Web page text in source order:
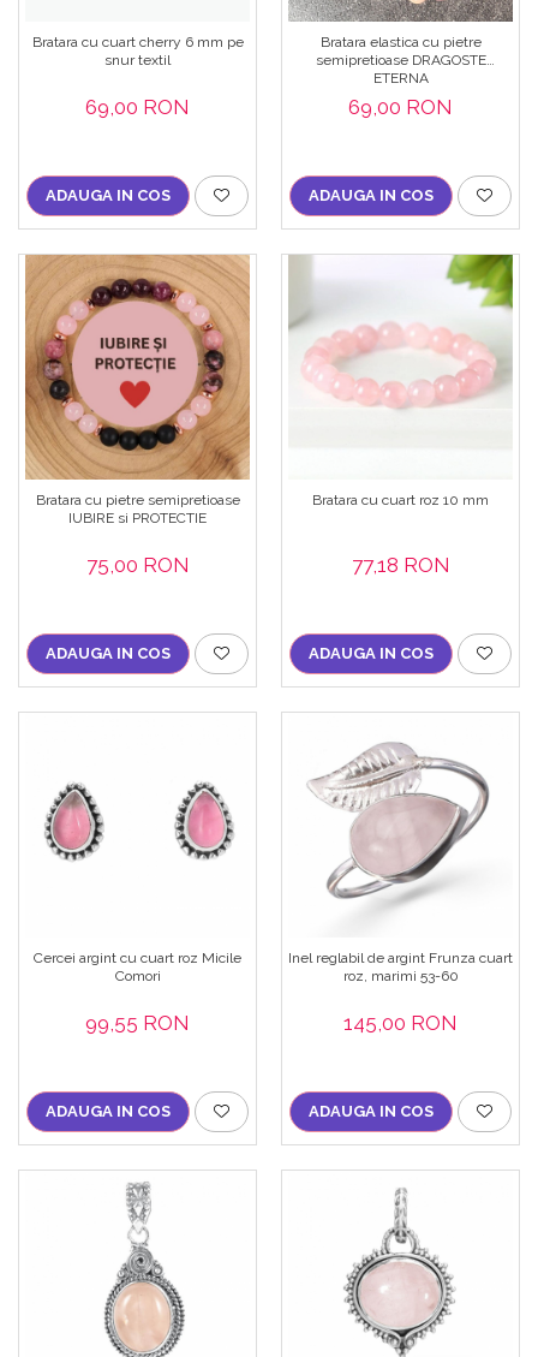
Bijuterii opal
Bijuterii peridot
Bijuterii piatra soarelui
Bijuterii rubin
Bijuterii safir
Bijuterii sidef si abalone
Bijuterii smarald
Bijuterii sodalit
Bijuterii spinel
Bijuterii tanzanit
Bijuterii turcoaz
Bijuterii morganit
Bratara cu cuart cherry 6 mm pe
snur textil
69,00 RON
ADAUGA IN COS
Bratara elastica cu pietre
semipretioase DRAGOSTE
ETERNA
69,00 RON
ADAUGA IN COS
Bratara cu pietre semipretioase
IUBIRE si PROTECTIE
75,00 RON
ADAUGA IN COS
Bratara cu cuart roz 10 mm
77,18 RON
ADAUGA IN COS
Cercei argint cu cuart roz Micile
Comori
99,55 RON
ADAUGA IN COS
Inel reglabil de argint Frunza cuart
roz, marimi 53-60
145,00 RON
ADAUGA IN COS